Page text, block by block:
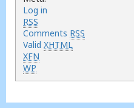
Log in
RSS
Comments RSS
Valid XHTML
XFN
WP